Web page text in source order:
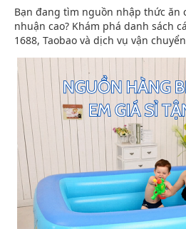
Bạn đang tìm nguồn nhập thức ăn
nhuận cao? Khám phá danh sách
1688, Taobao và dịch vụ vận